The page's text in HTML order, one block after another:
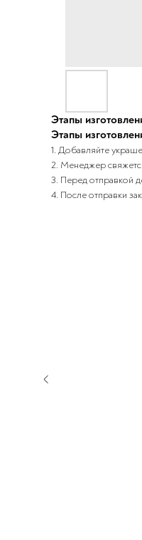
Этапы
Этапы
1. Добавляйте
2. Менеджер
3. Перед отправкой
4. После отправки